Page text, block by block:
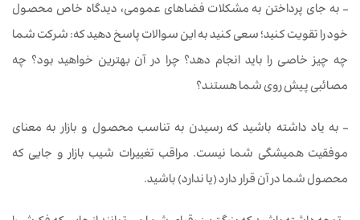
– به جای پرداختن به مشکلات فضاهای عمومی، دیدگاه خاص محصول
خود را تقویت کنید؛ سعی کنید به این سوالات پاسخ دهید که: شرکت شما
چه چیز خاصی را باید انجام دهد؟ چرا در آن بهترین خواهید بود؟ چه
مصائبی پیش روی شما هستند؟
– به یاد داشته باشید که رسیدن به تناسب محصول و بازار به معنای
موفقیت همیشگی شما نیست. مراقب تغییرات شیب بازار و جایی که
محصول شما در آن قرار دارد (یا ندارد) باشید.